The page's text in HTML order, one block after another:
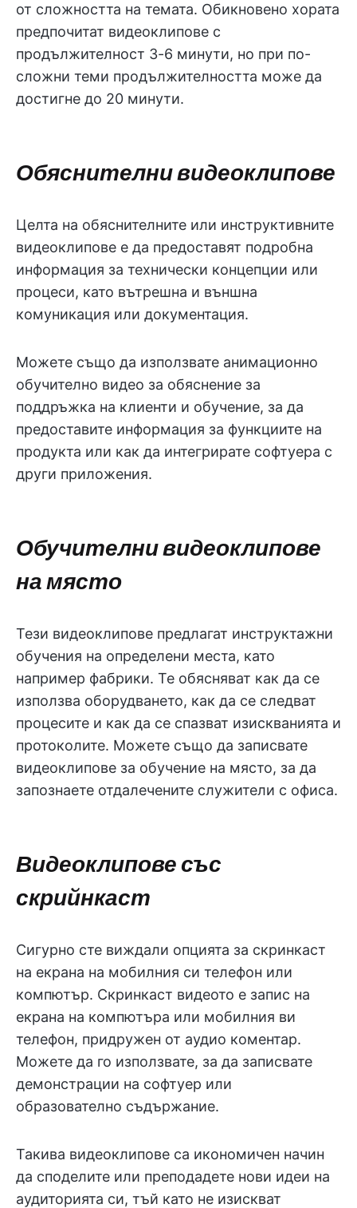
от сложността на темата. Обикновено хората
предпочитат видеоклипове с
продължителност 3-6 минути, но при по-
сложни теми продължителността може да
достигне до 20 минути.
Обяснителни видеоклипове
Целта на обяснителните или инструктивните
видеоклипове е да предоставят подробна
информация за технически концепции или
процеси, като вътрешна и външна
комуникация или документация.
Можете също да използвате анимационно
обучително видео за обяснение за
поддръжка на клиенти и обучение, за да
предоставите информация за функциите на
продукта или как да интегрирате софтуера с
други приложения.
Обучителни видеоклипове
на място
Тези видеоклипове предлагат инструктажни
обучения на определени места, като
например фабрики. Те обясняват как да се
използва оборудването, как да се следват
процесите и как да се спазват изискванията и
протоколите. Можете също да записвате
видеоклипове за обучение на място, за да
запознаете отдалечените служители с офиса.
Видеоклипове със
скрийнкаст
Сигурно сте виждали опцията за скринкаст
на екрана на мобилния си телефон или
компютър. Скринкаст видеото е запис на
екрана на компютъра или мобилния ви
телефон, придружен от аудио коментар.
Можете да го използвате, за да записвате
демонстрации на софтуер или
образователно съдържание.
Такива видеоклипове са икономичен начин
да споделите или преподадете нови идеи на
аудиторията си, тъй като не изискват